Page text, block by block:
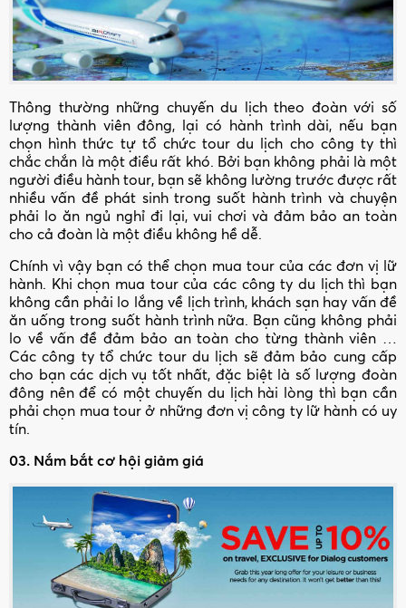
Thông thường những chuyến du lịch theo đoàn với số
lượng thành viên đông, lại có hành trình dài, nếu bạn
chọn hình thức tự tổ chức tour du lịch cho công ty thì
chắc chắn là một điều rất khó. Bởi bạn không phải là một
người điều hành tour, bạn sẽ không lường trước được rất
nhiều vấn đề phát sinh trong suốt hành trình và chuyện
phải lo ăn ngủ nghỉ đi lại, vui chơi và đảm bảo an toàn
cho cả đoàn là một điều không hề dễ.
Chính vì vậy bạn có thể chọn mua tour của các đơn vị lữ
hành. Khi chọn mua tour của các công ty du lịch thì bạn
không cần phải lo lắng về lịch trình, khách sạn hay vấn đề
ăn uống trong suốt hành trình nữa. Bạn cũng không phải
lo về vấn đề đảm bảo an toàn cho từng thành viên …
Các công ty tổ chức tour du lịch sẽ đảm bảo cung cấp
cho bạn các dịch vụ tốt nhất, đặc biệt là số lượng đoàn
đông nên để có một chuyến du lịch hài lòng thì bạn cần
phải chọn mua tour ở những đơn vị công ty lữ hành có uy
tín.
03. Nắm bắt cơ hội giảm giá